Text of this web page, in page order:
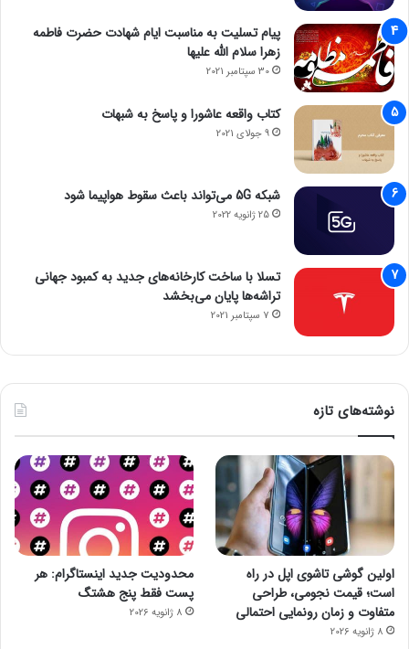
پیام تسلیت به مناسبت ایام شهادت حضرت فاطمه
زهرا سلام الله علیها
30 سپتامبر 2021
کتاب واقعه عاشورا و پاسخ به شبهات
9 جولای 2021
شبکه 5G می‌تواند باعث سقوط هواپیما شود
25 ژانویه 2022
تسلا با ساخت کارخانه‌های جدید به کمبود جهانی
تراشه‌ها پایان می‌بخشد
7 سپتامبر 2021
نوشته‌های تازه
اولین گوشی تاشوی اپل در راه
است؛ قیمت نجومی، طراحی
متفاوت و زمان رونمایی احتمالی
8 ژانویه 2026
محدودیت جدید اینستاگرام: هر
پست فقط پنج هشتگ
8 ژانویه 2026